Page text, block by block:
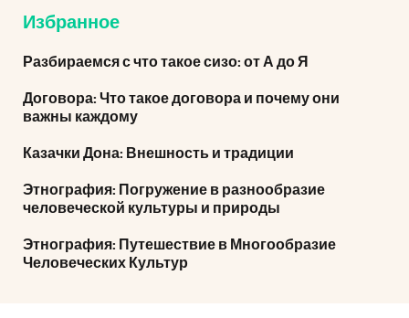
Избранное
Разбираемся с что такое сизо: от А до Я
Договора: Что такое договора и почему они
важны каждому
Казачки Дона: Внешность и традиции
Этнография: Погружение в разнообразие
человеческой культуры и природы
Этнография: Путешествие в Многообразие
Человеческих Культур